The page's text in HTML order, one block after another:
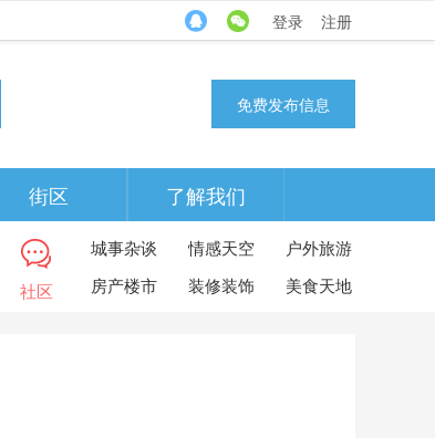
登录 注册
免费发布信息
街区 了解我们
社区
城事杂谈 情感天空
户外旅游
房产楼市
装修装饰 美食天地